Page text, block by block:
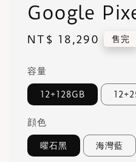
Google
Regular
NT$ 18,290 售完
容量
12+128GB
顔色
曜石黑 海灣藍